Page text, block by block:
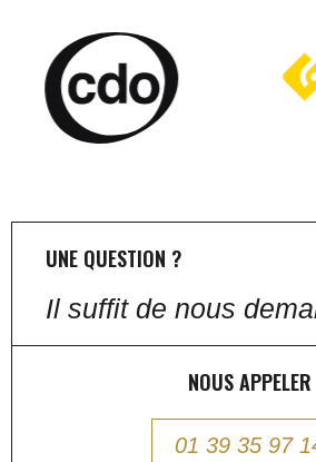
UNE QUESTION ?
Il suffit de nous
NOUS APPELER
01 39 35 97